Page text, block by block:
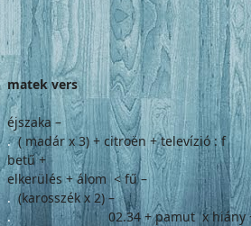
matek vers
éjszaka –
.( madár x 3) + citroën + televízió : f
betű +
elkerülés + álom < fű –
.(karosszék x 2) –
. 02.34 + pamut x hiány +